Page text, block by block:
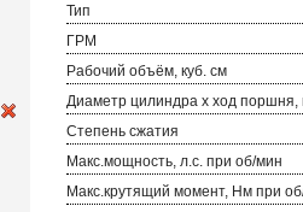
Тип
ГРМ
Рабочий объём, куб. см
Диаметр цилиндра х ход поршня,
Степень сжатия
Макс.мощность, л.с. при об/мин
Макс.крутящий момент, Нм при